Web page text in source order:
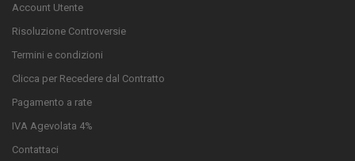
Account Utente
Risoluzione Controversie
Termini e condizioni
Clicca per Recedere dal Contratto
Pagamento a rate
IVA Agevolata 4%
Contattaci